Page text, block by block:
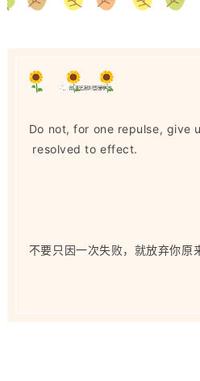
Do not, for one repulse, give
resolved to effect.
不要只因一次失败，就放弃你原